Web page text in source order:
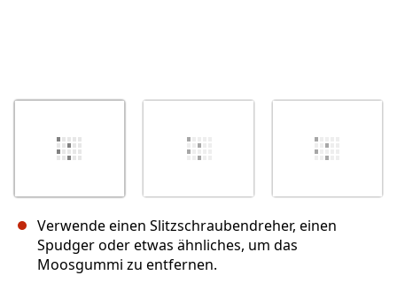
Verwende einen Slitzschraubendreher, einen
Spudger oder etwas ähnliches, um das
Moosgummi zu entfernen.